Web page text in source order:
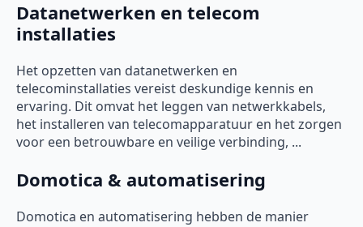
Datanetwerken en telecom
installaties
Het opzetten van datanetwerken en
telecominstallaties vereist deskundige kennis en
ervaring. Dit omvat het leggen van netwerkkabels,
het installeren van telecomapparatuur en het zorgen
voor een betrouwbare en veilige verbinding, ...
Domotica & automatisering
Domotica en automatisering hebben de manier